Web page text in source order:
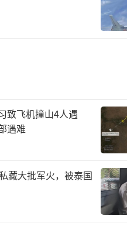
发表讲话时，桑切斯
会，感谢吕特以及“所
吕特上周末在措辞上
以宣称取得胜利。
言，似乎暗示了
变化反映了我们的
都受5%目标的约束
报》称，“盟国”这一
致飞机撞山4人遇
遇难
藏大批军火，被泰国